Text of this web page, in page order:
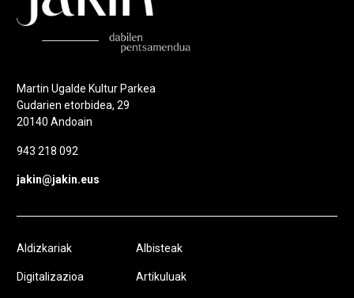
Martin Ugalde Kultur Parkea
Gudarien etorbidea, 29
20140 Andoain
943 218 092
jakin@jakin.eus
Aldizkariak
Digitalizazioa
Albisteak
Artikuluak